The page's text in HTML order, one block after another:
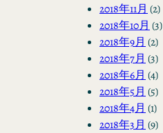
2018年11月 (2)
2018年10月 (3)
2018年9月 (2)
2018年7月 (3)
2018年6月 (4)
2018年5月 (5)
2018年4月 (1)
2018年3月 (9)